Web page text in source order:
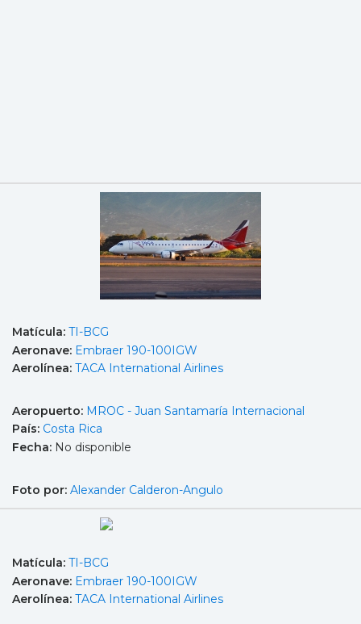
Matícula: TI-BCG
Aeronave: Embraer 190-100IGW
Aerolínea: TACA International Airlines
Aeropuerto: MROC - Juan Santamaría Internacional
País: Costa Rica
Fecha: No disponible
Foto por: Alexander Calderon-Angulo
Matícula: TI-BCG
Aeronave: Embraer 190-100IGW
Aerolínea: TACA International Airlines